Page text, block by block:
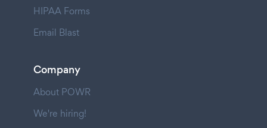
HIPAA Forms
Email Blast
Company
About POWR
We're hiring!